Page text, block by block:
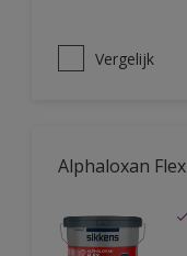
Vergelijk
Alphaloxan Flex